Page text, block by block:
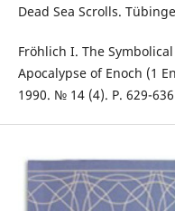
Dead Sea Scrolls.
Fröhlich I. The
Apocalypse of Enoch (1
1990. № 14 (4). P. 629-